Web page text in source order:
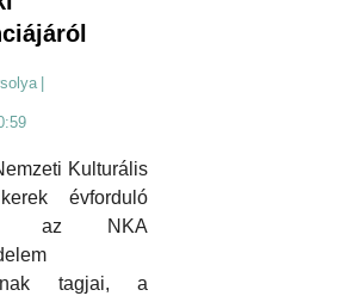
Kulturális
évforduló
az NKA
tagjai, a